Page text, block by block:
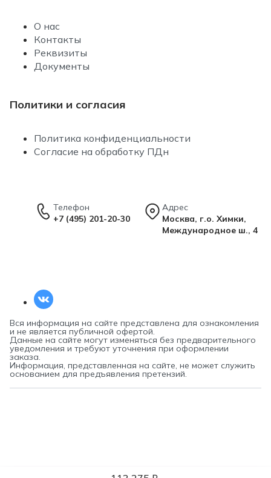
О нас
Контакты
Реквизиты
Документы
Политики и согласия
Политика конфиденциальности
Согласие на обработку ПДн
Телефон
+7 (495) 201-20-30
Адрес
Москва, г.о. Химки,
Международное ш., 4
Вся информация на сайте представлена для ознакомления
и не является публичной офертой.
Данные на сайте могут изменяться без предварительного
уведомления и требуют уточнения при оформлении
заказа.
Информация, представленная на сайте, не может служить
основанием для предъявления претензий.